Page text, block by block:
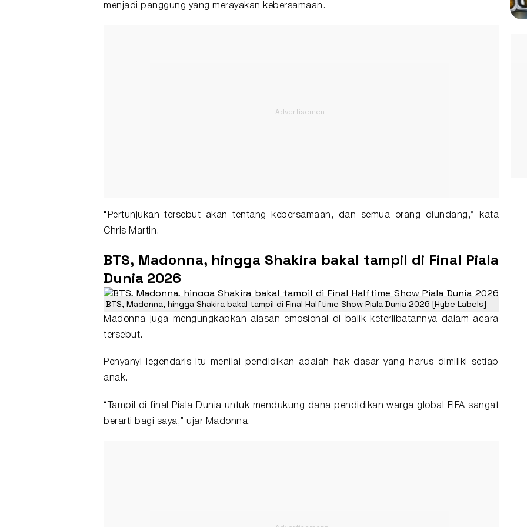
menjadi panggung yang merayakan kebersamaan.
“Pertunjukan tersebut akan tentang kebersamaan, dan semua orang diundang,” kata
Chris Martin.
BTS, Madonna, hingga Shakira bakal tampil di Final Piala
Dunia 2026
BTS, Madonna, hingga Shakira bakal tampil di Final Halftime Show Piala Dunia 2026 [Hybe Labels]
Madonna juga mengungkapkan alasan emosional di balik keterlibatannya dalam acara
tersebut.
Penyanyi legendaris itu menilai pendidikan adalah hak dasar yang harus dimiliki setiap
anak.
“Tampil di final Piala Dunia untuk mendukung dana pendidikan warga global FIFA sangat
berarti bagi saya,” ujar Madonna.